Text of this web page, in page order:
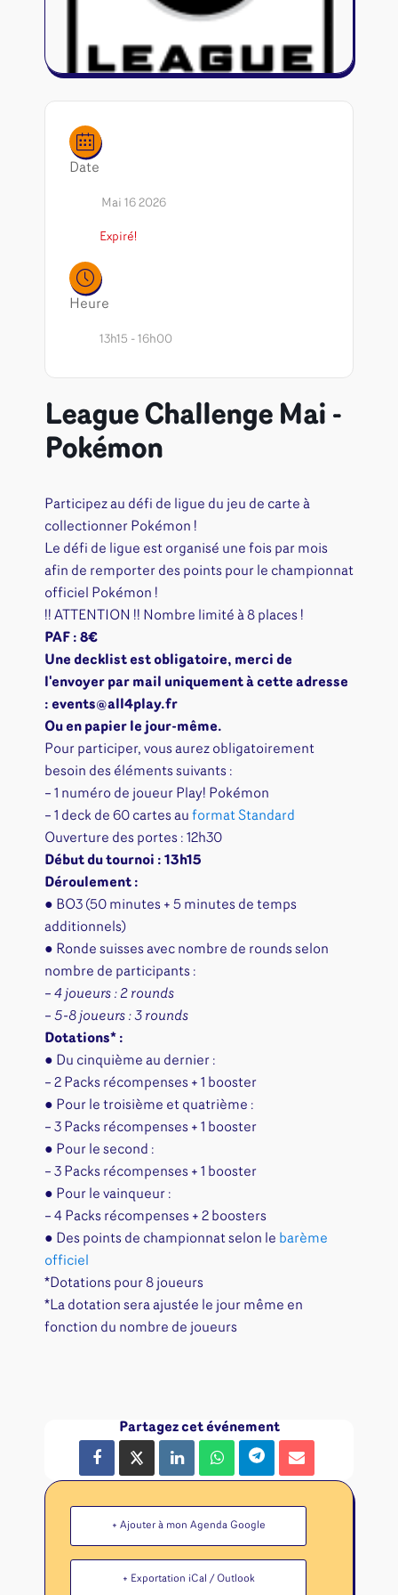
Autres
Tapis de jeu
Date
Mai 16 2026
Expiré!
Heure
13h15 - 16h00
League Challenge Mai -
Pokémon
Participez au défi de ligue du jeu de carte à
collectionner Pokémon !
Le défi de ligue est organisé une fois par mois
afin de remporter des points pour le championnat
officiel Pokémon !
!! ATTENTION !! Nombre limité à 8 places !
PAF : 8€
Une decklist est obligatoire, merci de
l'envoyer par mail uniquement à cette adresse
: events@all4play.fr
Ou en papier le jour-même.
Pour participer, vous aurez obligatoirement
besoin des éléments suivants :
– 1 numéro de joueur Play! Pokémon
– 1 deck de 60 cartes au format Standard
Ouverture des portes : 12h30
Début du tournoi : 13h15
Déroulement :
● BO3 (50 minutes + 5 minutes de temps
additionnels)
● Ronde suisses avec nombre de rounds selon
nombre de participants :
– 4 joueurs : 2 rounds
– 5-8 joueurs : 3 rounds
Dotations* :
● Du cinquième au dernier :
– 2 Packs récompenses + 1 booster
● Pour le troisième et quatrième :
– 3 Packs récompenses + 1 booster
● Pour le second :
– 3 Packs récompenses + 1 booster
● Pour le vainqueur :
– 4 Packs récompenses + 2 boosters
● Des points de championnat selon le barème
officiel
*Dotations pour 8 joueurs
*La dotation sera ajustée le jour même en
fonction du nombre de joueurs
Partagez cet événement
+ Ajouter à mon Agenda Google
+ Exportation iCal / Outlook